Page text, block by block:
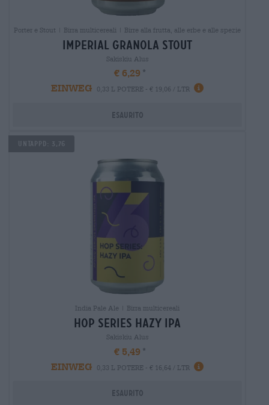
Porter e Stout | Birra multicereali | Birre alla frutta, alle erbe e alle spezie
imperial granola stout
Sakiskiu Alus
€ 6,29
EINWEG
0,33 L POTERE - € 19,06 / LTR
Esaurito
UNTAPPD: 3,76
India Pale Ale | Birra multicereali
hop series hazy ipa
Sakiskiu Alus
€ 5,49
EINWEG
0,33 L POTERE - € 16,64 / LTR
Esaurito